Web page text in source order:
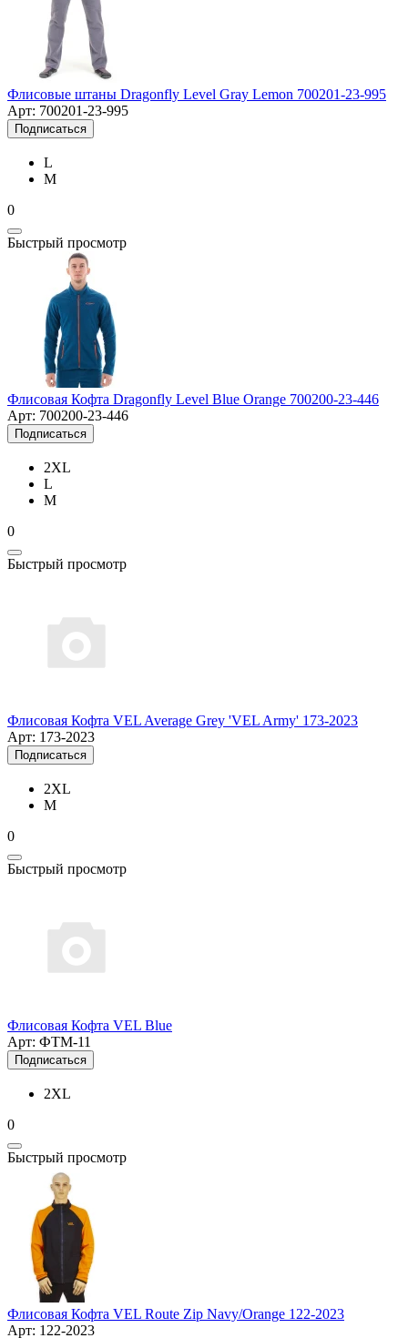
Флисовые штаны Dragonfly Level Gray Lemon 700201-23-995
Арт: 700201-23-995
Подписаться
L
M
0
Быстрый просмотр
Флисовая Кофта Dragonfly Level Blue Orange 700200-23-446
Арт: 700200-23-446
Подписаться
2XL
L
M
0
Быстрый просмотр
Флисовая Кофта VEL Average Grey 'VEL Army' 173-2023
Арт: 173-2023
Подписаться
2XL
M
0
Быстрый просмотр
Флисовая Кофта VEL Blue
Арт: ФТМ-11
Подписаться
2XL
0
Быстрый просмотр
Флисовая Кофта VEL Route Zip Navy/Orange 122-2023
Арт: 122-2023